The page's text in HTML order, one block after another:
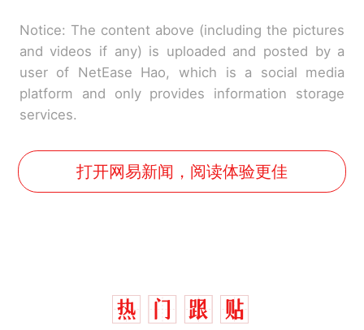
Notice: The content above (including the pictures
and videos if any) is uploaded and posted by a
user of NetEase Hao, which is a social media
platform and only provides information storage
services.
打开网易新闻，阅读体验更佳